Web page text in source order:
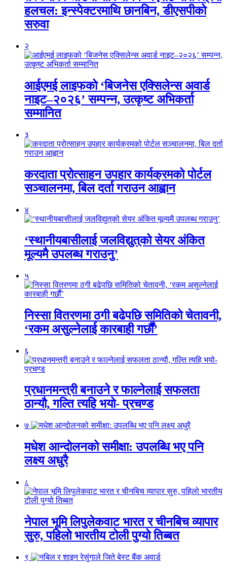
हलचल: इन्स्पेक्टरमाथि छानबिन, डीएसपीको
सरुवा
२
आईएमई लाइफको ‘बिजनेस एक्सिलेन्स अवार्ड
नाइट–२०२६’ सम्पन्न, उत्कृष्ट अभिकर्ता
सम्मानित
३
करदाता प्रोत्साहन उपहार कार्यक्रमको पोर्टल
सञ्चालनमा, बिल दर्ता गराउन आह्वान
४
‘स्थानीयबासीलाई जलविद्युत्‌को सेयर अंकित
मूल्यमै उपलब्ध गराउनु’
५
निस्सा वितरणमा ठगी बढेपछि समितिको चेतावनी,
‘रकम असुल्नेलाई कारबाही गर्छाैं’
६
प्रधानमन्त्री बनाउने र फाल्नेलाई सफलता
ठान्यौ, गल्ति त्यहि भयो- प्रचण्ड
७
मधेश आन्दोलनको समीक्षा: उपलब्धि भए पनि
लक्ष्य अधुरै
८
नेपाल भूमि लिपुलेकवाट भारत र चीनबिच व्यापार
सुरु, पहिलो भारतीय टोली पुग्यो तिब्बत
९